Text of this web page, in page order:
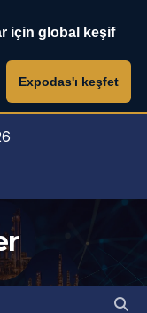
için global keşif
Expodas'ı keşfet